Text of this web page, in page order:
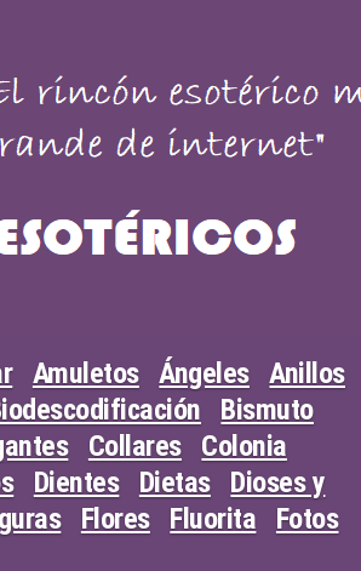
Amuletos Ángeles Anillos
Bismuto
Collares
Colonia
Dientes Dietas
Dioses y
Flores Fluorita
Fotos